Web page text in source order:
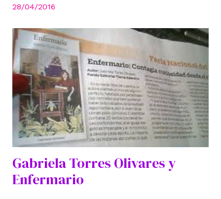
28/04/2016
Gabriela Torres Olivares y
Enfermario